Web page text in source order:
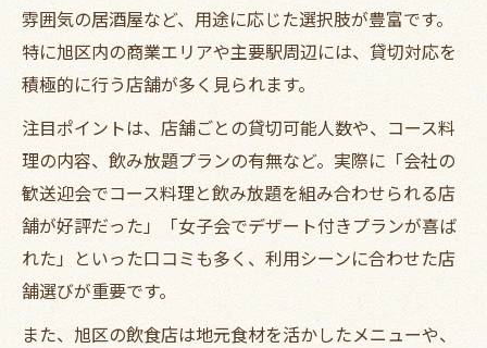
雰囲気の居酒屋など、用途に応じた選択肢が豊富です。
特に旭区内の商業エリアや主要駅周辺には、貸切対応を
積極的に行う店舗が多く見られます。
注目ポイントは、店舗ごとの貸切可能人数や、コース料
理の内容、飲み放題プランの有無など。実際に「会社の
歓送迎会でコース料理と飲み放題を組み合わせられる店
舗が好評だった」「女子会でデザート付きプランが喜ば
れた」といった口コミも多く、利用シーンに合わせた店
舗選びが重要です。
また、旭区の飲食店は地元食材を活かしたメニューや、